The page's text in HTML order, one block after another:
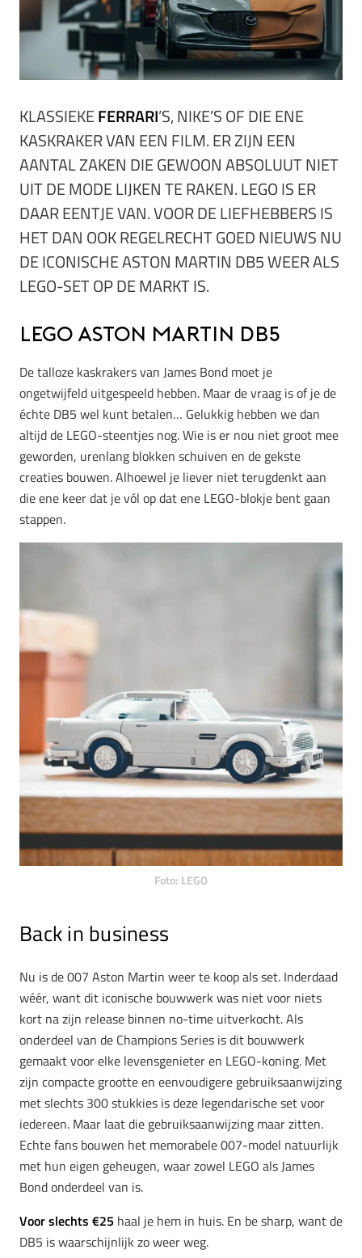
KLASSIEKEFERRARI’S, NIKE’S OF DIE ENE
KASKRAKER VAN EEN FILM. ER ZIJN EEN
AANTAL ZAKEN DIE GEWOON ABSOLUUT NIET
UIT DE MODE LIJKEN TE RAKEN. LEGO IS ER
DAAR EENTJE VAN. VOOR DE LIEFHEBBERS IS
HET DAN OOK REGELRECHT GOED NIEUWS NU
DE ICONISCHE ASTON MARTIN DB5 WEER ALS
LEGO-SET OP DE MARKT IS.
LEGO Aston Martin DB5
De talloze kaskrakers van James Bond moet je
ongetwijfeld uitgespeeld hebben. Maar de vraag is of je de
échte DB5 wel kunt betalen… Gelukkig hebben we dan
altijd de LEGO-steentjes nog. Wie is er nou niet groot mee
geworden, urenlang blokken schuiven en de gekste
creaties bouwen. Alhoewel je liever niet terugdenkt aan
die ene keer dat je vól op dat ene LEGO-blokje bent gaan
stappen.
Foto: LEGO
Back in business
Nu is de 007 Aston Martin weer te koop als set. Inderdaad
wéér, want dit iconische bouwwerk was niet voor niets
kort na zijn release binnen no-time uitverkocht. Als
onderdeel van de Champions Series is dit bouwwerk
gemaakt voor elke levensgenieter en LEGO-koning. Met
zijn compacte grootte en eenvoudigere gebruiksaanwijzing
met slechts 300 stukkies is deze legendarische set voor
iedereen. Maar laat die gebruiksaanwijzing maar zitten.
Echte fans bouwen het memorabele 007-model natuurlijk
met hun eigen geheugen, waar zowel LEGO als James
Bond onderdeel van is.
Voor slechts €25 haal je hem in huis. En be sharp, want de
DB5 is waarschijnlijk zo weer weg.